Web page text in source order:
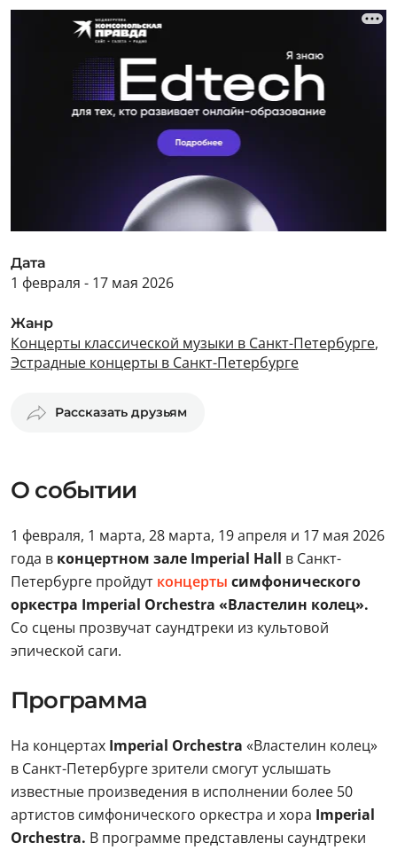
Дата
1 февраля - 17 мая 2026
Жанр
Концерты классической музыки в Санкт-Петербурге,
Эстрадные концерты в Санкт-Петербурге
Рассказать друзьям
О событии
1 февраля, 1 марта, 28 марта, 19 апреля и 17 мая 2026
года в концертном зале Imperial Hall в Санкт-
Петербурге пройдут концерты симфонического
оркестра Imperial Orchestra «Властелин колец».
Со сцены прозвучат саундтреки из культовой
эпической саги.
Программа
На концертах Imperial Orchestra «Властелин колец»
в Санкт-Петербурге зрители смогут услышать
известные произведения в исполнении более 50
артистов симфонического оркестра и хора Imperial
Orchestra. В программе представлены саундтреки